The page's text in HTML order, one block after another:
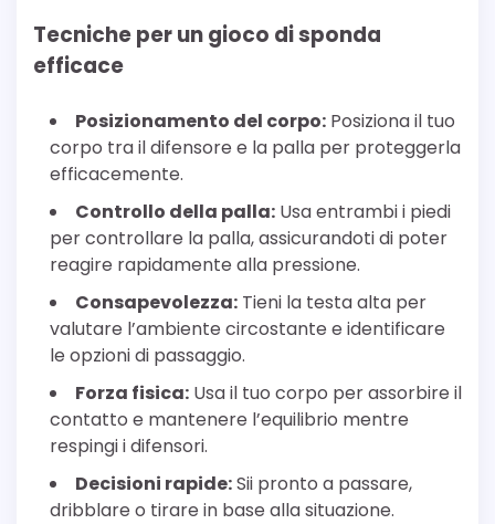
Tecniche per un gioco di sponda
efficace
Posizionamento del corpo: Posiziona il tuo
corpo tra il difensore e la palla per proteggerla
efficacemente.
Controllo della palla: Usa entrambi i piedi
per controllare la palla, assicurandoti di poter
reagire rapidamente alla pressione.
Consapevolezza: Tieni la testa alta per
valutare l’ambiente circostante e identificare
le opzioni di passaggio.
Forza fisica: Usa il tuo corpo per assorbire il
contatto e mantenere l’equilibrio mentre
respingi i difensori.
Decisioni rapide:Sii pronto a passare,
dribblare o tirare in base alla situazione.